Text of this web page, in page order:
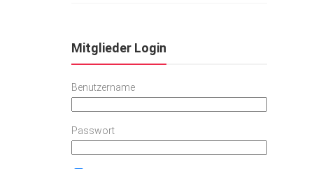
Mitglieder Login
Benutzername
Passwort